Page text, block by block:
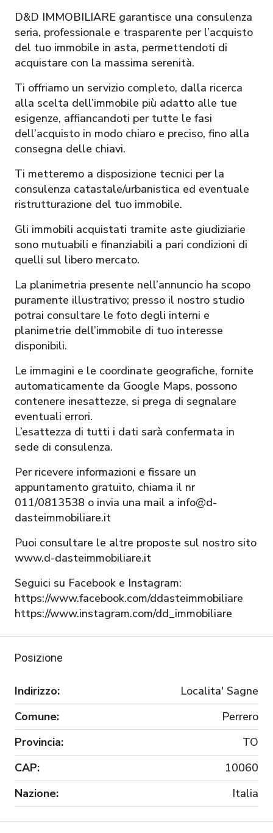
D&D IMMOBILIARE garantisce una consulenza
seria, professionale e trasparente per l’acquisto
del tuo immobile in asta, permettendoti di
acquistare con la massima serenità.
Ti offriamo un servizio completo, dalla ricerca
alla scelta dell’immobile più adatto alle tue
esigenze, affiancandoti per tutte le fasi
dell’acquisto in modo chiaro e preciso, fino alla
consegna delle chiavi.
Ti metteremo a disposizione tecnici per la
consulenza catastale/urbanistica ed eventuale
ristrutturazione del tuo immobile.
Gli immobili acquistati tramite aste giudiziarie
sono mutuabili e finanziabili a pari condizioni di
quelli sul libero mercato.
La planimetria presente nell’annuncio ha scopo
puramente illustrativo; presso il nostro studio
potrai consultare le foto degli interni e
planimetrie dell’immobile di tuo interesse
disponibili.
Le immagini e le coordinate geografiche, fornite
automaticamente da Google Maps, possono
contenere inesattezze, si prega di segnalare
eventuali errori.
L’esattezza di tutti i dati sarà confermata in
sede di consulenza.
Per ricevere informazioni e fissare un
appuntamento gratuito, chiama il nr
011/0813538 o invia una mail a info@d-
dasteimmobiliare.it
Puoi consultare le altre proposte sul nostro sito
www.d-dasteimmobiliare.it
Seguici su Facebook e Instagram:
https://www.facebook.com/ddasteimmobiliare
https://www.instagram.com/dd_immobiliare
Posizione
Indirizzo:
Localita' Sagne
Comune:
Perrero
Provincia:
TO
CAP:
10060
Nazione:
Italia